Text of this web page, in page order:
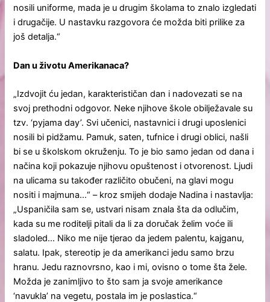
nosili uniforme, mada je u drugim školama to znalo izgledati
i drugačije. U nastavku razgovora će možda biti prilike za
još detalja.“
Dan u životu Amerikanaca?
„Izdvojit ću jedan, karakterističan dan i nadovezati se na
svoj prethodni odgovor. Neke njihove škole obilježavale su
tzv. ‘pyjama day’. Svi učenici, nastavnici i drugi uposlenici
nosili bi pidžamu. Pamuk, saten, tufnice i drugi oblici, našli
bi se u školskom okruženju. To je bio samo jedan od dana i
načina koji pokazuje njihovu opuštenost i otvorenost. Ljudi
na ulicama su također različito obučeni, na glavi mogu
nositi i majmuna…“ – kroz smijeh dodaje Nadina i nastavlja:
„Uspaničila sam se, ustvari nisam znala šta da odlučim,
kada su me roditelji pitali da li za doručak želim voće ili
sladoled… Niko me nije tjerao da jedem palentu, kajganu,
salatu. Ipak, stereotip je da amerikanci jedu samo brzu
hranu. Jedu raznovrsno, kao i mi, ovisno o tome šta žele.
Možda je zanimljivo to što sam ja svoje amerikance
‘navukla’ na vegetu, postala im je poslastica.“